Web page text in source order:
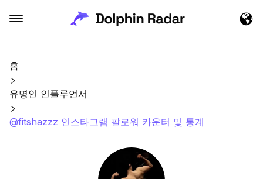
홈
유명인 인플루언서
@fitshazzz 인스타그램 팔로워 카운터 및 통계